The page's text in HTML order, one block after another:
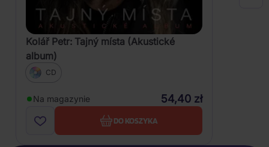
Kolář Petr: Tajný místa (Akustické
album)
CD
Na magazynie 54,40 zł
DO KOSZYKA